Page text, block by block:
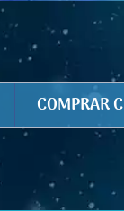
COMPRAR